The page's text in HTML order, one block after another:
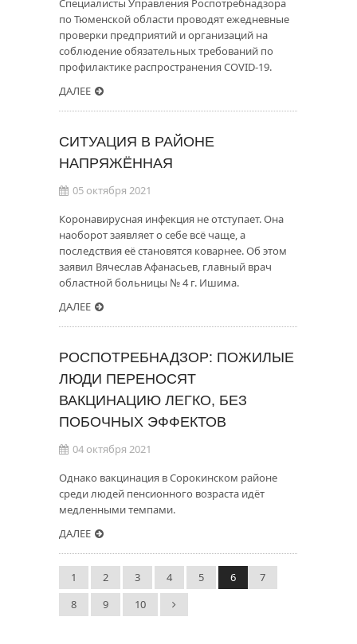
Специалисты Управления Роспотребнадзора
по Тюменской области проводят ежедневные
проверки предприятий и организаций на
соблюдение обязательных требований по
профилактике распространения COVID-19.
ДАЛЕЕ
СИТУАЦИЯ В РАЙОНЕ
НАПРЯЖЁННАЯ
05 октября 2021
Коронавирусная инфекция не отступает. Она
наоборот заявляет о себе всё чаще, а
последствия её становятся коварнее. Об этом
заявил Вячеслав Афанасьев, главный врач
областной больницы № 4 г. Ишима.
ДАЛЕЕ
РОСПОТРЕБНАДЗОР: ПОЖИЛЫЕ
ЛЮДИ ПЕРЕНОСЯТ
ВАКЦИНАЦИЮ ЛЕГКО, БЕЗ
ПОБОЧНЫХ ЭФФЕКТОВ
04 октября 2021
Однако вакцинация в Сорокинском районе
среди людей пенсионного возраста идёт
медленными темпами.
ДАЛЕЕ
1 2 3 4 5 6
7
8
9 10